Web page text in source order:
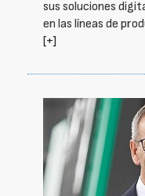
sus soluciones
en las líneas de
[+]